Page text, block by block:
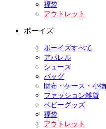
福袋
アウトレット
ボーイズ
ボーイズすべて
アパレル
シューズ
バッグ
財布・ケース・小物
ファッション雑貨
ベビーグッズ
福袋
アウトレット